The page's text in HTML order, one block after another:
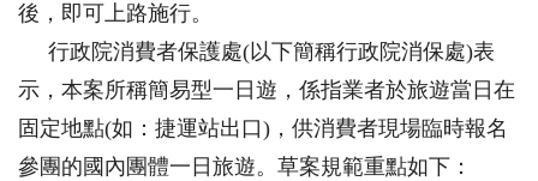
後，即可上路施行。
行政院消費者保護處(以下簡稱行政院消保處)表
示，本案所稱簡易型一日遊，係指業者於旅遊當日在
固定地點(如：捷運站出口)，供消費者現場臨時報名
參團的國內團體一日旅遊。草案規範重點如下：